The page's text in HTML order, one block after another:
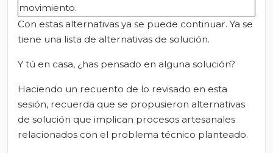
movimiento.
Con estas alternativas ya se puede continuar. Ya se
tiene una lista de alternativas de solución.
Y tú en casa, ¿has pensado en alguna solución?
Haciendo un recuento de lo revisado en esta
sesión, recuerda que se propusieron alternativas
de solución que implican procesos artesanales
relacionados con el problema técnico planteado.